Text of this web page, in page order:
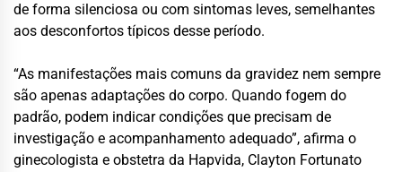
de forma silenciosa ou com sintomas leves, semelhantes
aos desconfortos típicos desse período.
“As manifestações mais comuns da gravidez nem sempre
são apenas adaptações do corpo. Quando fogem do
padrão, podem indicar condições que precisam de
investigação e acompanhamento adequado”, afirma o
ginecologista e obstetra da Hapvida, Clayton Fortunato